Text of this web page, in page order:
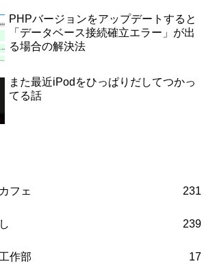
PHPバージョンをアップデートすると
「データベース接続確立エラー」が出
る場合の解決法
また最近iPodをひっぱりだしてつかっ
てる話
フェ 231
239
作部 17